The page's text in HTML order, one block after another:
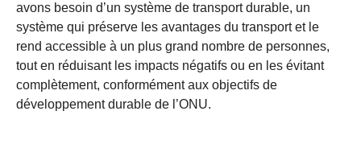
avons besoin d’un système de transport durable, un
système qui préserve les avantages du transport et le
rend accessible à un plus grand nombre de personnes,
tout en réduisant les impacts négatifs ou en les évitant
complètement, conformément aux objectifs de
développement durable de l’ONU.